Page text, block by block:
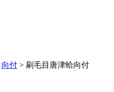
向付 > 刷毛目唐津蛤向付